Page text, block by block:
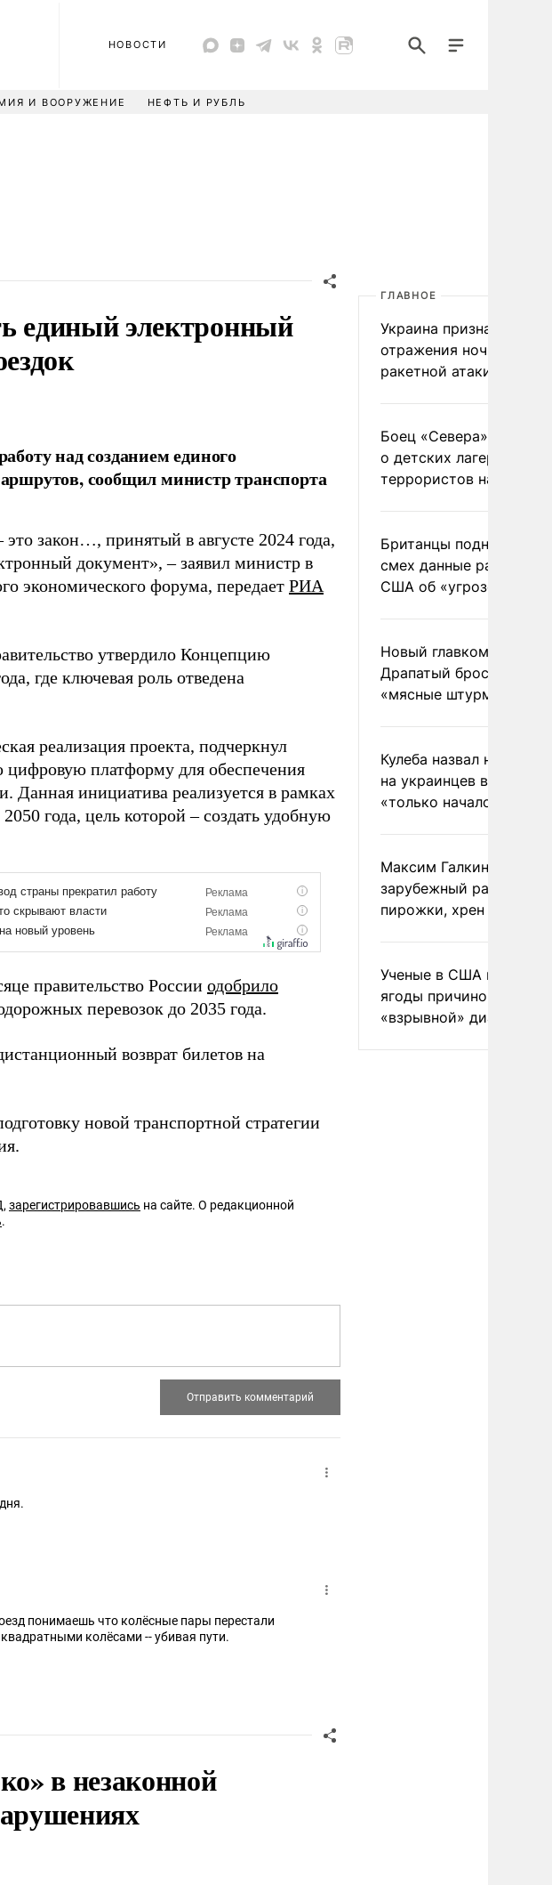
НОВОСТИ
И ВООРУЖЕНИЕ НЕФТЬ И РУБЛЬ
единый электронный
над созданием единого
сообщил министр транспорта
закон…, принятый в августе 2024 года,
документ», – заявил министр в
экономического форума, передает РИА
утвердило Концепцию
где ключевая роль отведена
реализация проекта, подчеркнул
цифровую платформу для обеспечения
Данная инициатива реализуется в рамках
года, цель которой – создать удобную
правительство России одобрило
перевозок до 2035 года.
возврат билетов на
новой транспортной стратегии
зарегистрировавшись на сайте. О редакционной
.
понимаешь что колёсные пары перестали
обтачивать - вагоны громыхают в разнобой квадратными колёсами -- убивая пути.
в незаконной
ГЛАВНОЕ
Украина признала
отражения ночной
ракетной атаки
Боец «Севера»
о детских лагерях
террористов на
Британцы подняли на
смех данные разведки
США об «угрозе
Новый главком ВСУ
Драпатый бросил
«мясные штурмы»
Кулеба назвал
на украинцев в Польше
«только началом»
Максим Галкин
зарубежный райдер
пирожки, хрен и морс
Ученые в США назвали
ягоды причиной
«взрывной» диареи